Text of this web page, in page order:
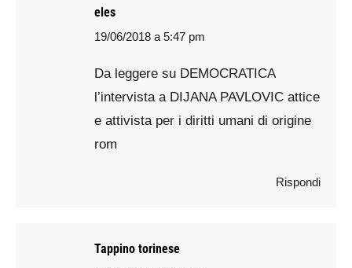
eles
says:
19/06/2018 a 5:47 pm
Da leggere su DEMOCRATICA
l’intervista a DIJANA PAVLOVIC attice
e attivista per i diritti umani di origine
rom
Rispondi
Tappino torinese